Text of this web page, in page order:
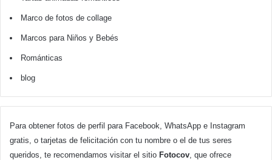
Marco de fotos de collage
Marcos para Niños y Bebés
Románticas
blog
Para obtener fotos de perfil para Facebook, WhatsApp e Instagram
gratis, o tarjetas de felicitación con tu nombre o el de tus seres
queridos, te recomendamos visitar el sitio Fotocov , que ofrece